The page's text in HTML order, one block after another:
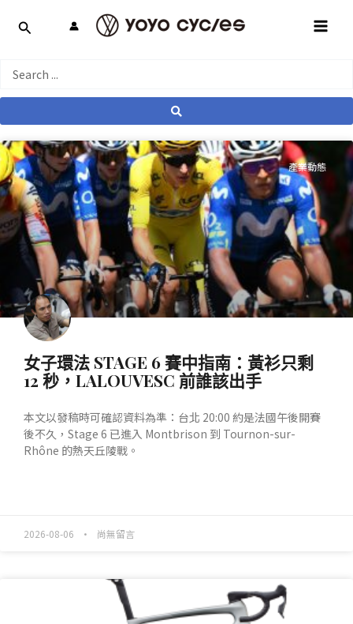
Search
產業動態
女子環法 STAGE 6 賽中指南：黃衫只剩
12 秒，LALOUVESC 前誰該出手
本文以發稿時可確認資料為準：台北 20:00 約是法國午後開賽
後不久，Stage 6 已進入 Montbrison 到 Tournon-sur-
Rhône 的熱天丘陵戰。
2026-08-06 尚無留言